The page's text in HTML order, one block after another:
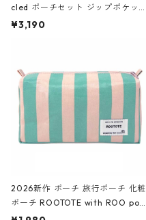
cled ポーチセット ジップポケット
ファスナーポーチ 撥水加工 トラベ
ーガンディー、オフホワイト
¥3,190
2026新作 ポーチ 旅行ポーチ 化粧
ポーチ ROOTOTE with ROO pou
ch 3532 ルートート WR.ポーチ.ラ